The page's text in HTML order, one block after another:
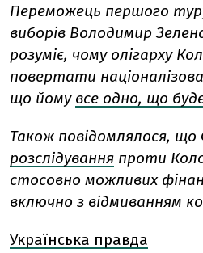
Переможець першого
виборів Володимир
розуміє, чому олігарху
повертати
що йому все одно, що
Також повідомлялося,
розслідування проти
стосовно можливих
включно з відмиванням
Українська правда